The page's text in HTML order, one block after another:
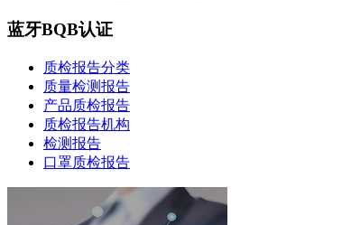
蓝牙BQB认证
质检报告分类
质量检测报告
产品质检报告
质检报告机构
检测报告
口罩质检报告